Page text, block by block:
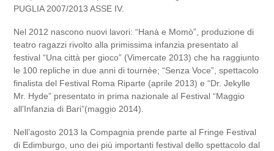
PUGLIA 2007/2013 ASSE IV.
Nel 2012 nascono nuovi lavori: “Hanà e Momò”, produzione di
teatro ragazzi rivolto alla primissima infanzia presentato al
festival “Una città per gioco” (Vimercate 2013) che ha raggiunto
le 100 repliche in due anni di tournèe; “Senza Voce”, spettacolo
finalista del Festival Roma Riparte (aprile 2013) e “Dr. Jekylle
Mr. Hyde” presentato in prima nazionale al Festival “Maggio
all’Infanzia di Bari”(maggio 2014).
Nell’agosto 2013 la Compagnia prende parte al Fringe Festival
di Edimburgo, uno dei più importanti festival dello spettacolo dal